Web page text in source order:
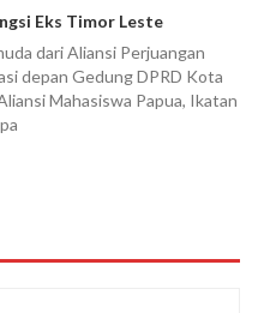
Eks Timor Leste
dari Aliansi Perjuangan
depan Gedung DPRD Kota
Mahasiswa Papua, Ikatan